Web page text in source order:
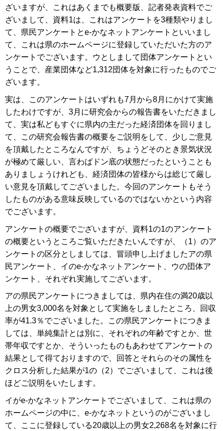
ざいますが、これはあくまでも概要版、記者発表資料でご
ざいまして、資料1は、これはアンケートを3種類やりまし
て、県民アンケートとe-かなネットアンケートといいまし
て、これは県のホームページに登録していただいた方のア
ンケートでございます。ウとしまして団体アンケートとい
うことで、産業団体など1,312団体を対象に行ったものでご
ざいます。
実は、このアンケートはいずれも7月から8月にかけて実施
したわけですが、3月に研究会からの報告書をいただきまし
て、実は私どもすぐに県内の主だった経済団体を回りまし
て、この研究会報告書の概要をご説明をして、少しご意見
を頂戴したところなんですが、ちょうどそのとき景気状況
が極めて厳しい、言わばドン底の状態だったということも
ありましょうけれども、経済団体の皆様からは総じて厳し
い意見を頂戴してございました。今回のアンケートもそう
したものがある意味反映しているのではないかという内容
でございます。
アンケートの概要でございますが、資料1の1のアンケート
の概要というところご覧いただきたいんですが、（1）のア
ンケートの区分としましては、冒頭申し上げましたアの県
民アンケート、イのe-かなネットアンケート、ウの団体ア
ンケート、それぞれ実施してございます。
アの県民アンケートにつきましては、県内在住の満20歳以
上の男女3,000名を対象として実施をしましたところ、回収
率が41.3％でございました。この県民アンケートにつきま
しては、単純集計とは別に、それぞれの年齢ですとか、世
帯年収ですとか、そういったものもあわせてアンケートの
結果として得ておりますので、回答とそれらのその属性を
クロス分析した結果が1の（2）でございまして、これは後
ほどご説明をいたします。
イがe-かなネットアンケートでございまして、これは県の
ホームページの中に、e-かなネットというのがございまし
て、ここに登録している20歳以上の男女2,268名を対象に行